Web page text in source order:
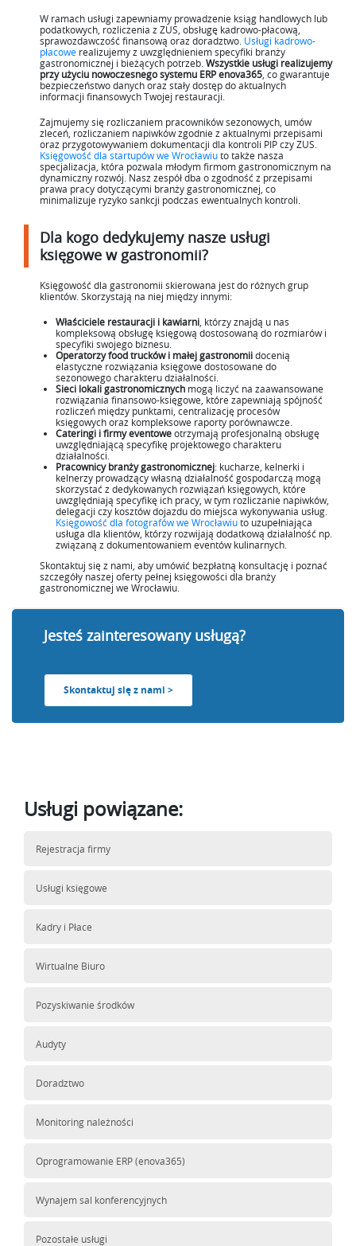
Usługi powiązane:
Rejestracja firmy
Usługi księgowe
Kadry i Płace
Wirtualne Biuro
Pozyskiwanie środków
Audyty
Doradztwo
Monitoring należności
Oprogramowanie ERP (enova365)
Wynajem sal konferencyjnych
Pozostałe usługi
W ramach usługi zapewniamy prowadzenie ksiąg handlowych lub
podatkowych, rozliczenia z ZUS, obsługę kadrowo-płacową,
sprawozdawczość finansową oraz doradztwo. Usługi kadrowo-
płacowe realizujemy z uwzględnieniem specyfiki branży
gastronomicznej i bieżących potrzeb. Wszystkie usługi realizujemy
przy użyciu nowoczesnego systemu ERP enova365 , co gwarantuje
bezpieczeństwo danych oraz stały dostęp do aktualnych
informacji finansowych Twojej restauracji.
Zajmujemy się rozliczaniem pracowników sezonowych, umów
zleceń, rozliczaniem napiwków zgodnie z aktualnymi przepisami
oraz przygotowywaniem dokumentacji dla kontroli PIP czy ZUS.
Księgowość dla startupów we Wrocławiuto także nasza
specjalizacja, która pozwala młodym firmom gastronomicznym na
dynamiczny rozwój. Nasz zespół dba o zgodność z przepisami
prawa pracy dotyczącymi branży gastronomicznej, co
minimalizuje ryzyko sankcji podczas ewentualnych kontroli.
Dla kogo dedykujemy nasze usługi
księgowe w gastronomii?
Księgowość dla gastronomii skierowana jest do różnych grup
klientów. Skorzystają na niej między innymi:
Właściciele restauracji i kawiarni , którzy znajdą u nas
kompleksową obsługę księgową dostosowaną do rozmiarów i
specyfiki swojego biznesu.
Operatorzy food trucków i małej gastronomiidocenią
elastyczne rozwiązania księgowe dostosowane do
sezonowego charakteru działalności.
Sieci lokali gastronomicznych mogą liczyć na zaawansowane
rozwiązania finansowo-księgowe, które zapewniają spójność
rozliczeń między punktami, centralizację procesów
księgowych oraz kompleksowe raporty porównawcze.
Cateringi i firmy eventoweotrzymają profesjonalną obsługę
uwzględniającą specyfikę projektowego charakteru
działalności.
Pracownicy branży gastronomicznej: kucharze, kelnerki i
kelnerzy prowadzący własną działalność gospodarczą mogą
skorzystać z dedykowanych rozwiązań księgowych, które
uwzględniają specyfikę ich pracy, w tym rozliczanie napiwków,
delegacji czy kosztów dojazdu do miejsca wykonywania usług.
Księgowość dla fotografów we Wrocławiuto uzupełniająca
usługa dla klientów, którzy rozwijają dodatkową działalność np.
związaną z dokumentowaniem eventów kulinarnych.
Skontaktuj się z nami, aby umówić bezpłatną konsultację i poznać
szczegóły naszej oferty pełnej księgowości dla branży
gastronomicznej we Wrocławiu.
Jesteś zainteresowany usługą?
Skontaktuj się z nami >